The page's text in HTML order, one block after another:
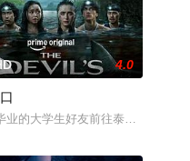
院求婚后直接被邪灵缠上，整
,鬼刃穿腹斩灵杀,女鬼点名要命
4.0
业的大学生好友前往泰国海岸，